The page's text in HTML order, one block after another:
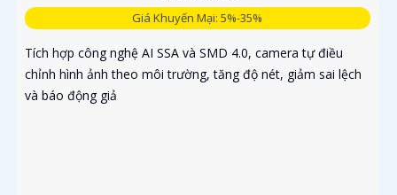
Giá Khuyến Mại: 5%-35%
Tích hợp công nghệ AI SSA và SMD 4.0, camera tự điều
chỉnh hình ảnh theo môi trường, tăng độ nét, giảm sai lệch
và báo động giả